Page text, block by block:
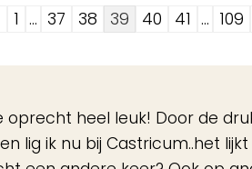
1 ... 37 38 39 40 41 ... 109
oprecht heel leuk! Door de
lig ik nu bij Castricum..het